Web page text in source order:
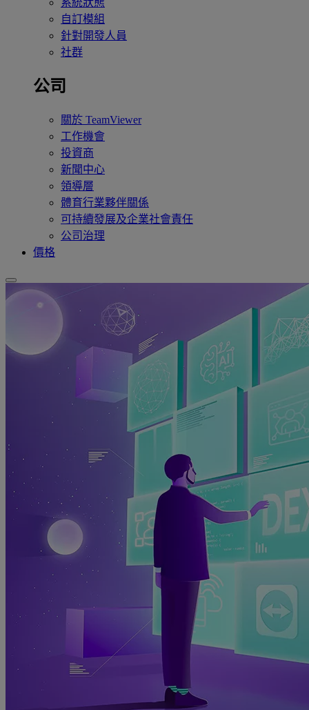
自訂模組
針對開發人員
社群
公司
關於 TeamViewer
工作機會
投資商
新聞中心
領導層
體育行業夥伴關係
可持續發展及企業社會責任
公司治理
價格